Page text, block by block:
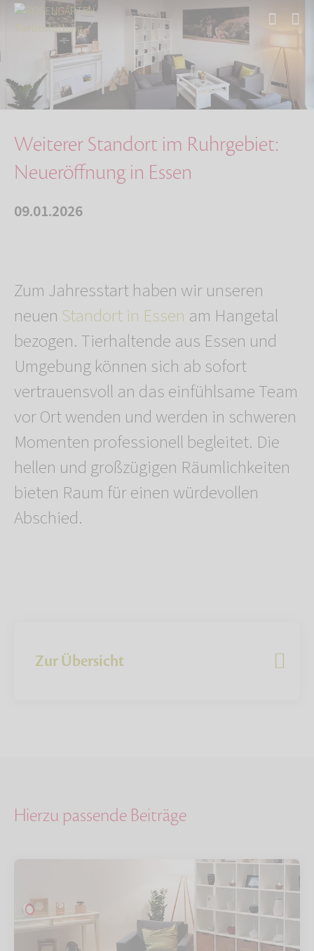
Über uns
Weiterer Standort im Ruhrgebiet: Neueröffnung…
Weiterer Standort im Ruhrgebiet:
Neueröffnung in Essen
09.01.2026
Zum Jahresstart haben wir unseren
neuen Standort in Essen am Hangetal
bezogen. Tierhaltende aus Essen und
Umgebung können sich ab sofort
vertrauensvoll an das einfühlsame Team
vor Ort wenden und werden in schweren
Momenten professionell begleitet. Die
hellen und großzügigen Räumlichkeiten
bieten Raum für einen würdevollen
Abschied.
Zur Übersicht
Hierzu passende Beiträge